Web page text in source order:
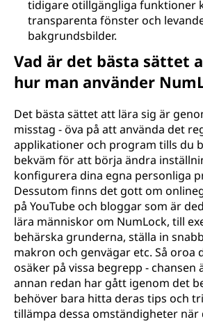
tidigare otillgängliga funktioner
transparenta fönster och
bakgrundsbilder.
Vad är det bästa sättet
hur man använder
Det bästa sättet att lära sig är
misstag - öva på att använda det
applikationer och program tills du
bekväm för att börja ändra
konfigurera dina egna personliga
Dessutom finns det gott om
på YouTube och bloggar som är
lära människor om NumLock, till
behärska grunderna, ställa in
makron och genvägar etc. Så oroa
osäker på vissa begrepp - chansen
annan redan har gått igenom det
behöver bara hitta deras tips och
tillämpa dessa omständigheter när